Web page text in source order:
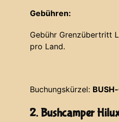
Gebühren:
Gebühr Grenzübertritt
pro Land.
Buchungskürzel:
2. Bushcamper